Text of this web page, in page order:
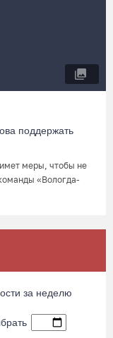
поддержать
меры, чтобы не
«Вологда-
за неделю